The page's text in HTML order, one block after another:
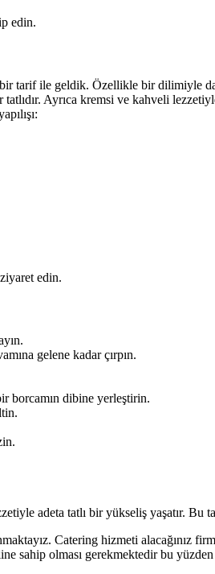
edin.
tarif ile geldik. Özellikle bir dilimiyle
Ayrıca kremsi ve kahveli
edin.
gelene kadar çırpın.
borcamın dibine yerleştirin.
adeta tatlı bir yükseliş yaşatır.
Catering hizmeti alacağınız
sahip olması gerekmektedir bu